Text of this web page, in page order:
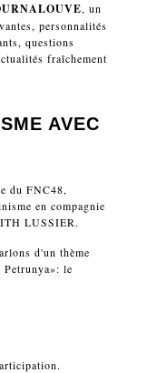
, un
personnalités
questions
fraîchement
AVEC
du FNC48,
en compagnie
LUSSIER.
d'un thème
le